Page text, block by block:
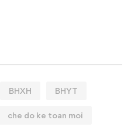
BHXH BHYT
che do ke toan moi